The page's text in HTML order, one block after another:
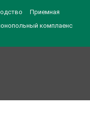
Приемная
комплаенс